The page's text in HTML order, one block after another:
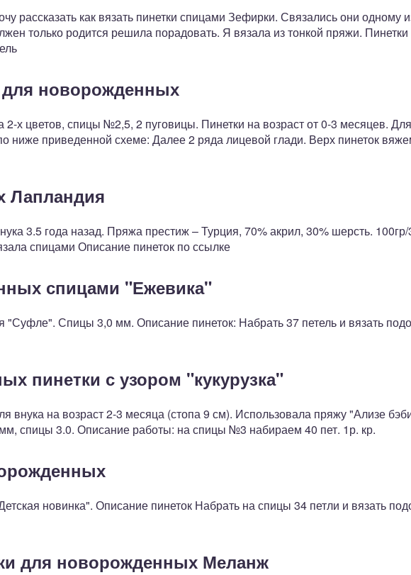
рассказать как вязать пинетки спицами Зефирки. Связались они одному
только родится решила порадовать. Я вязала из тонкой пряжи. Пинетки
новорожденных
х цветов, спицы №2,5, 2 пуговицы. Пинетки на возраст от 0-3 месяцев. Для
ниже приведенной схеме: Далее 2 ряда лицевой глади. Верх пинеток
Лапландия
3.5 года назад. Пряжа престиж – Турция, 70% акрил, 30% шерсть.
спицами Описание пинеток по ссылке
спицами "Ежевика"
Спицы 3,0 мм. Описание пинеток: Набрать 37 петель и вязать
пинетки с узором "кукурузка"
внука на возраст 2-3 месяца (стопа 9 см). Использовала пряжу "Ализе
спицы 3.0. Описание работы: на спицы №3 набираем 40 пет. 1р. кр.
новинка". Описание пинеток Набрать на спицы 34 петли и вязать
для новорожденных Меланж